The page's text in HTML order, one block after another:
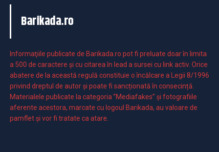
Barikada.ro
Informaţiile publicate de Barikada.ro pot fi preluate doar în limita
a 500 de caractere şi cu citarea în lead a sursei cu link activ. Orice
abatere de la această regulă constituie o încălcare a Legii 8/1996
privind dreptul de autor și poate fi sancționată în consecință.
Materialele publicate la categoria ”Mediafakes” și fotografiile
aferente acestora, marcate cu logoul Barikada, au valoare de
pamflet și vor fi tratate ca atare.